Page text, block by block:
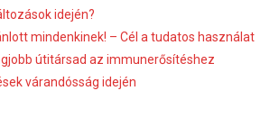
idején?
mindenkinek! – Cél a tudatos használat
útitársad az immunerősítéshez
várandósság idején